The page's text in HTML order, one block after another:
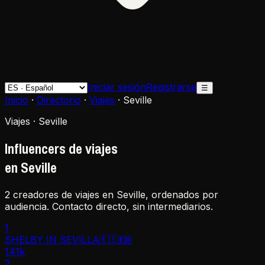
Iniciar sesiónRegistrarse ☰
Inicio · Directorio · Viajes · Seville
Viajes · Seville
Influencers de viajes
en Seville
2 creadores de viajes en Seville, ordenados por
audiencia. Contacto directo, sin intermediarios.
1
SHELBY IN SEVILLA🇪🇸💃🏼
141k